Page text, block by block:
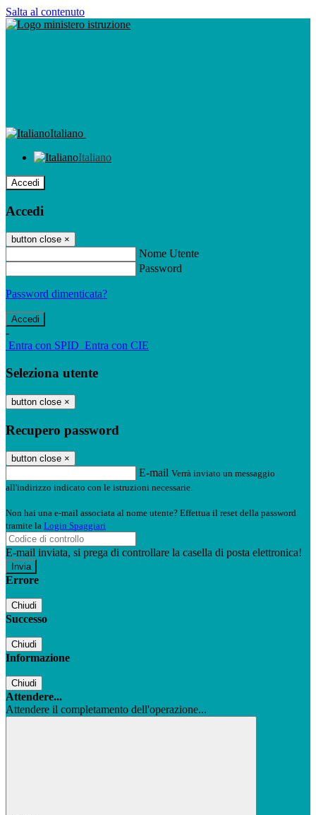
Salta al contenuto
Italiano
Italiano
Accedi
Accedi
button close ×
Nome Utente
Password
Password dimenticata?
-
Entra con SPID Entra con CIE
Seleziona utente
button close ×
Recupero password
button close ×
E-mail Verrà inviato un messaggio
all'indirizzo indicato con le istruzioni necessarie.
Non hai una e-mail associata al nome utente? Effettua il reset della password
tramite la Login Spaggiari
E-mail inviata, si prega di controllare la casella di posta elettronica!
Errore
Chiudi
Successo
Chiudi
Informazione
Chiudi
Attendere...
Attendere il completamento dell'operazione...